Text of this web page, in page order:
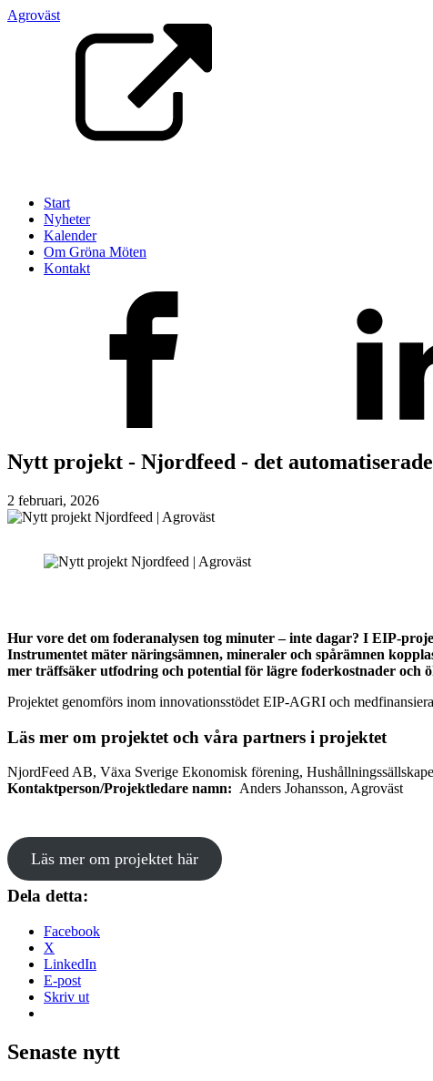
Agroväst
Start
Nyheter
Kalender
Om Gröna Möten
Kontakt
Nytt projekt - Njordfeed - det
2 februari, 2026
Hur vore det om foderanalysen tog minuter – inte dagar? I EIP-
Instrumentet mäter näringsämnen, mineraler och spårämnen
mer träffsäker utfodring och potential för lägre foderkostnader och
Projektet genomförs inom innovationsstödet EIP-AGRI och
Läs mer om projektet och våra partners i projektet
NjordFeed AB, Växa Sverige Ekonomisk förening,
Kontaktperson/Projektledare namn: Anders Johansson, Agroväst
Läs mer om projektet här
Dela detta:
Facebook
X
LinkedIn
E-post
Skriv ut
Senaste nytt